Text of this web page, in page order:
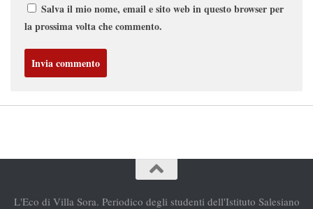
Salva il mio nome, email e sito web in questo browser per
la prossima volta che commento.
L'Eco di Villa Sora. Periodico degli studenti dell'Istituto Salesiano